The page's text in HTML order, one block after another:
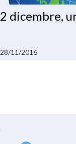
2 dicembre,
28/11/2016